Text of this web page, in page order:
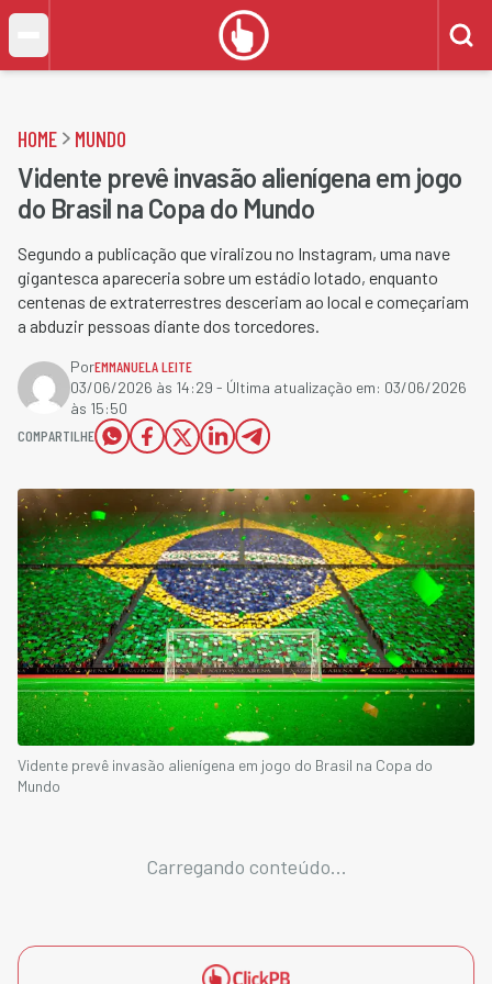
HOME MUNDO
Vidente prevê invasão alienígena em jogo
do Brasil na Copa do Mundo
Segundo a publicação que viralizou no Instagram, uma nave
gigantesca apareceria sobre um estádio lotado, enquanto
centenas de extraterrestres desceriam ao local e começariam
a abduzir pessoas diante dos torcedores.
PorEMMANUELA LEITE
03/06/2026 às 14:29 - Última atualização em: 03/06/2026
às 15:50
COMPARTILHE
Vidente prevê invasão alienígena em jogo do Brasil na Copa do
Mundo
Carregando conteúdo...